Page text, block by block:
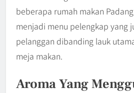
beberapa rumah makan
menjadi menu pelengkap yang
pelanggan dibanding lauk
meja makan.
Aroma Yang